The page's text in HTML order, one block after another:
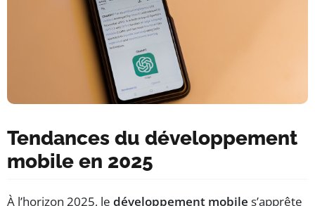
Tendances du développement
mobile en 2025
À l’horizon 2025, le développement mobile s’apprête